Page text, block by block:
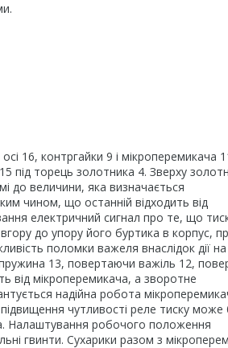
16, контргайки 9 і мікроперемикача
під торець золотника 4. Зверху
до величини, яка визначається
чином, що останній відходить від
електричний сигнал про те, що
до упору його буртика в корпус,
поломки важеля внаслідок дії на
13, повертаючи важіль 12,
від мікроперемикача, а зворотне
надійна робота
чутливості реле тиску може
Налаштування робочого положення
гвинти. Сухарики разом з